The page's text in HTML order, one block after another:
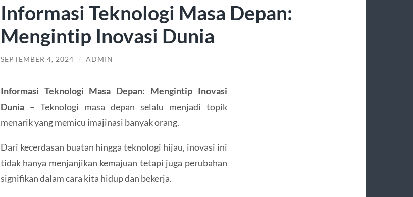
Informasi Teknologi Masa Depan:
Mengintip Inovasi Dunia
SEPTEMBER 4, 2024 / ADMIN
Informasi Teknologi Masa Depan: Mengintip Inovasi
Dunia– Teknologi masa depan selalu menjadi topik
menarik yang memicu imajinasi banyak orang.
Dari kecerdasan buatan hingga teknologi hijau, inovasi ini
tidak hanya menjanjikan kemajuan tetapi juga perubahan
signifikan dalam cara kita hidup dan bekerja.